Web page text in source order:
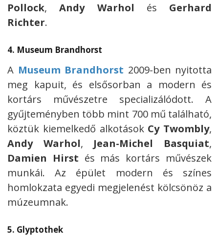
Pollock,Andy Warhol és Gerhard
Richter.
4. Museum Brandhorst
A Museum Brandhorst 2009-ben nyitotta
meg kapuit, és elsősorban a modern és
kortárs művészetre specializálódott. A
gyűjteményben több mint 700 mű található,
köztük kiemelkedő alkotások Cy Twombly,
Andy Warhol, Jean-Michel Basquiat,
Damien Hirst és más kortárs művészek
munkái. Az épület modern és színes
homlokzata egyedi megjelenést kölcsönöz a
múzeumnak.
5. Glyptothek